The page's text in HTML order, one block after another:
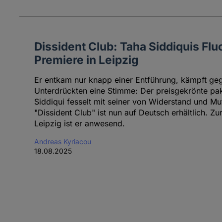
Dissident Club: Taha Siddiquis
Premiere in Leipzig
Er entkam nur knapp einer Entführung, kämpft
Unterdrückten eine Stimme: Der preisgekrönte
Siddiqui fesselt mit seiner von Widerstand und
"Dissident Club" ist nun auf Deutsch erhältlich.
Leipzig ist er anwesend.
Andreas Kyriacou
18.08.2025